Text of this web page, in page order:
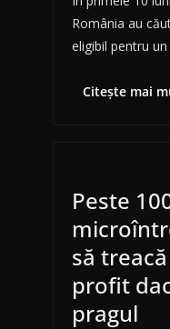
România au
eligibil pentru
Citește mai
Peste
să
profit
pragul